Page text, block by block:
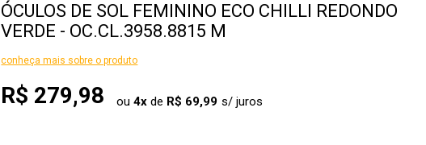
ÓCULOS DE SOL FEMININO ECO CHILLI REDONDO
VERDE - OC.CL.3958.8815 M
conheça mais sobre o produto
R$ 279,98 ou4x de R$ 69,99